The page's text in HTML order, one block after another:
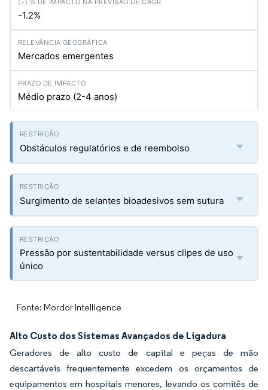
-1.2%
Mercados emergentes
Médio prazo (2-4 anos)
Obstáculos regulatórios e de reembolso
Surgimento de selantes bioadesivos sem sutura
Pressão por sustentabilidade versus clipes de uso
único
Fonte: Mordor Intelligence
Alto Custo dos Sistemas Avançados de Ligadura
Geradores de alto custo de capital e peças de mão
descartáveis frequentemente excedem os orçamentos de
equipamentos em hospitais menores, levando os comitês de